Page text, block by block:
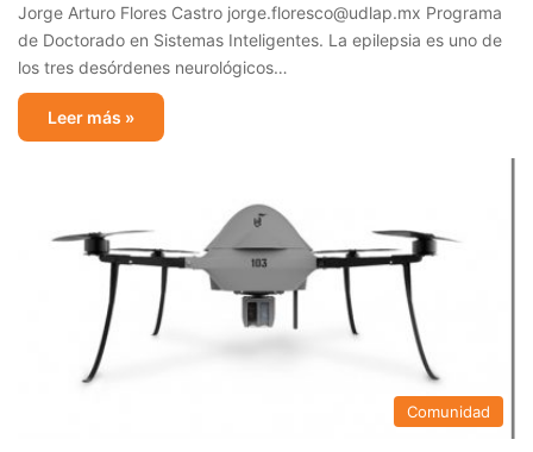
Jorge Arturo Flores Castro jorge.floresco@udlap.mx Programa
de Doctorado en Sistemas Inteligentes. La epilepsia es uno de
los tres desórdenes neurológicos…
Leer más »
Comunidad